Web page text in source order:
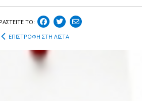
ΤΟ:
ΕΠΙΣΤΡΟΦΗ ΣΤΗ ΛΙΣΤΑ